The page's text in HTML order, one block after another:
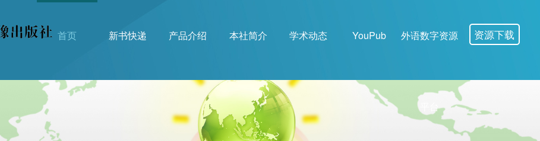
首页 新书快递 产品介绍 本社简介 学术动态 YouPub 外语数字资源
平台
资源下载